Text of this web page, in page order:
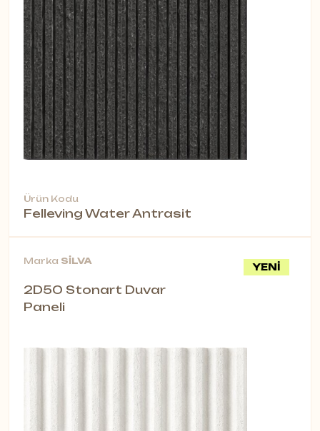
Ürün Kodu
Felleving Water Antrasit
YENİ
Marka SİLVA
2D50 Stonart Duvar
Paneli